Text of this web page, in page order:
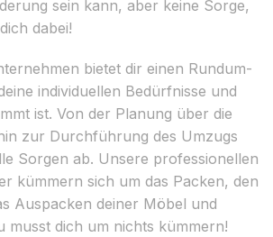
sein kann, aber keine Sorge,
dabei!
bietet dir einen Rundum-
individuellen Bedürfnisse und
ist. Von der Planung über die
zur Durchführung des Umzugs
Sorgen ab. Unsere professionellen
kümmern sich um das Packen, den
Auspacken deiner Möbel und
musst dich um nichts kümmern!